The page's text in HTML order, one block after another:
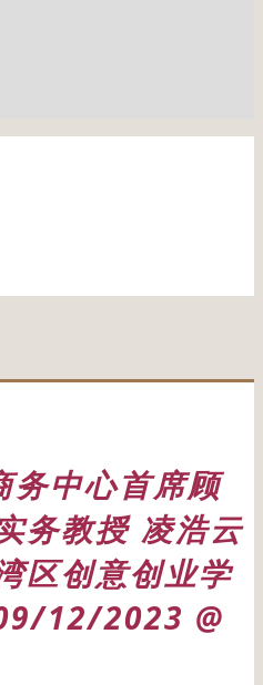
务中心首席顾
务教授 凌浩云
区创意创业学
12/2023 @